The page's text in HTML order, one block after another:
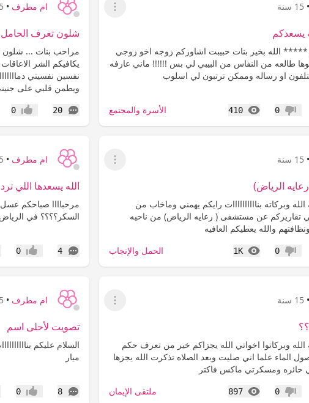
• 15 سنة
عرض القائمة
يسعدكم
***** الله بخير بنات حبيبت اشاوركم زوجه اخو زوجي
طالعه من النفاس من البيبي لي بس !!!!!! ماني عارفه
او رساله وممكن ترتبون لي اسلوب
عدم إعجاب
0
410
المشاهدات الأسرة والمجتمع
ام مطرف •
شلون تعرف
مراحب بنات ... شلون
يكافيكم الشر
نفسين نفسيتي
ويطمن قلبي على
20
التعليقات إعجاب0
• 15 سنة
عرض القائمة
الرياض)
وبركاته بناااااااااات رايكم يهمني وماخاب من
تقاريركم عن مستشفى ( رعايه الرياض) من ناحيه
والله يعطيكم العافيه
عدم إعجاب
0
1K
المشاهدات الحمل والإنجاب
ام مطرف •
الله يسعدها اللي
مرحباااا صباحكم
السكر؟؟؟؟ في الرياض
4
التعليقات إعجاب0
• 15 سنة
عرض القائمة
وبركاتوا اخواتي الله يجزاكم خير من تعرف حكم
الماء علما اني صليت وبعد الصلاه تذكرت الله يجزها
حائره ومسكرتي ماكس فاكتر
عدم إعجاب
0
897
المشاهدات ملتقى الإيمان
ام مطرف •
تصويت لأحلى اسم
السلام عليكم
ميار
8
التعليقات إعجاب0